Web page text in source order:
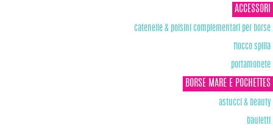
ACCESSORI
catenelle & polsini complementari per borse
fiocco spilla
portamonete
BORSE MARE E POCHETTES
astucci & beauty
bauletti